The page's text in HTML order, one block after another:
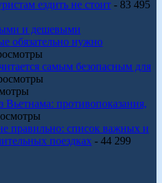
ездить не стоит - 83 495
и дешевыми
обязательно нужно
самым безопасным для
противопоказания,
правильно: список важных и
поездках - 44 299